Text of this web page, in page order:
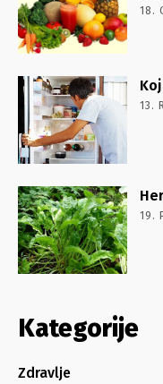
18.
13.
19.
Kategorije
Zdravlje